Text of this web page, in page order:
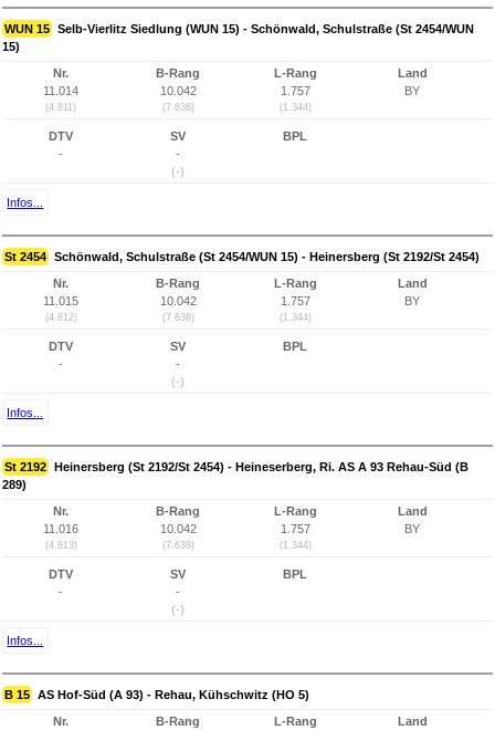
WUN 15 Selb-Vierlitz Siedlung (WUN 15) - Schönwald, Schulstraße (St 2454/WUN
15)
Nr.
11.014
(4.811)
B-Rang
10.042
(7.638)
L-Rang
1.757
(1.344)
Land
BY
DTV
-
SV
-
(-)
BPL
Infos...
St 2454 Schönwald, Schulstraße (St 2454/WUN 15) - Heinersberg (St 2192/St 2454)
Nr.
11.015
(4.812)
B-Rang
10.042
(7.638)
L-Rang
1.757
(1.344)
Land
BY
DTV
-
SV
-
(-)
BPL
Infos...
St 2192 Heinersberg (St 2192/St 2454) - Heineserberg, Ri. AS A 93 Rehau-Süd (B
289)
Nr.
11.016
(4.813)
B-Rang
10.042
(7.638)
L-Rang
1.757
(1.344)
Land
BY
DTV
-
SV
-
(-)
BPL
Infos...
B 15 AS Hof-Süd (A 93) - Rehau, Kühschwitz (HO 5)
Nr.
B-Rang
L-Rang
Land